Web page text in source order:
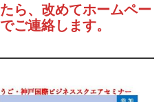
ら、改めてホームペー
ご連絡します。